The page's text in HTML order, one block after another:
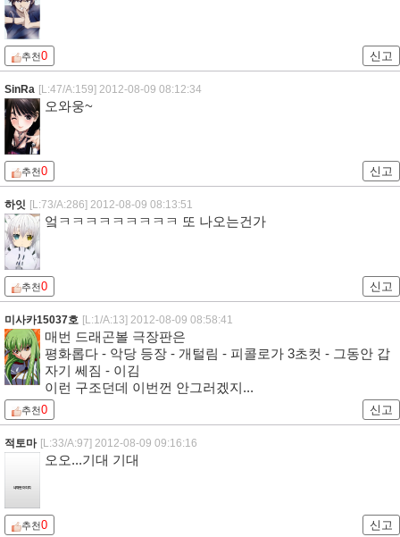
추천0 신고
SinRa [L:47/A:159] 2012-08-09 08:12:34
오와웅~
추천0 신고
하잇 [L:73/A:286] 2012-08-09 08:13:51
엌ㅋㅋㅋㅋㅋㅋㅋㅋㅋ 또 나오는건가
추천0 신고
미사카15037호 [L:1/A:13] 2012-08-09 08:58:41
매번 드래곤볼 극장판은
평화롭다 - 악당 등장 - 개털림 - 피콜로가 3초컷 - 그동안 갑
자기 쎄짐 - 이김
이런 구조던데 이번껀 안그러겠지...
추천0 신고
적토마 [L:33/A:97] 2012-08-09 09:16:16
오오...기대 기대
추천0 신고